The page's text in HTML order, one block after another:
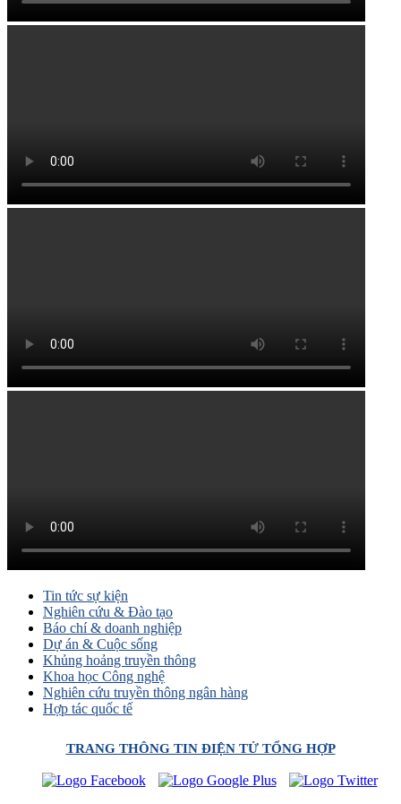
Tin tức sự kiện
Nghiên cứu & Đào tạo
Báo chí & doanh nghiệp
Dự án & Cuộc sống
Khủng hoảng truyền thông
Khoa học Công nghệ
Nghiên cứu truyền thông ngân hàng
Hợp tác quốc tế
TRANG THÔNG TIN ĐIỆN TỬ TỔNG HỢP